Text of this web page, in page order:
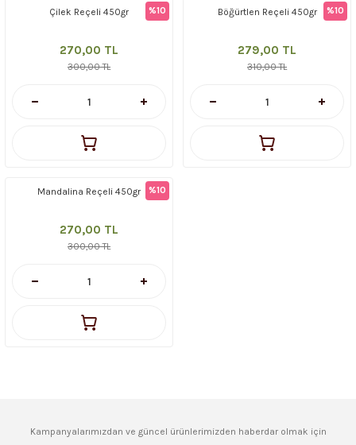
%10
Çilek Reçeli 450gr
270,00 TL
300,00 TL
%10
Böğürtlen Reçeli 450gr
279,00 TL
310,00 TL
%10
Mandalina Reçeli 450gr
270,00 TL
300,00 TL
Kampanyalarımızdan ve güncel ürünlerimizden haberdar olmak için